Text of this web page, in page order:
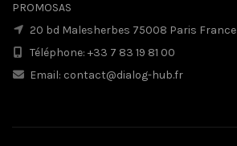
PROMOSAS
20 bd Malesherbes 75008 Paris France
Téléphone: +33 7 83 19 81 00
Email: contact@dialog-hub.fr